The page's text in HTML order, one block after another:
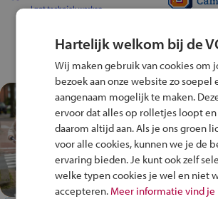
Test je kennis
Fiets Veilig
Verkeersspel!
Speel het Fiets Veilig
en win een Cortina-
Hartelijk welkom bij de
Wij maken gebruik van cookies om
bezoek aan onze website zo soepel
aangenaam mogelijk te maken.
ervoor dat alles op rolletjes loopt en
daarom altijd aan. Als je ons groen
voor alle cookies, kunnen we je de
ervaring bieden. Je kunt ook zelf
welke typen cookies je wel en niet
accepteren. Meer informatie vind je